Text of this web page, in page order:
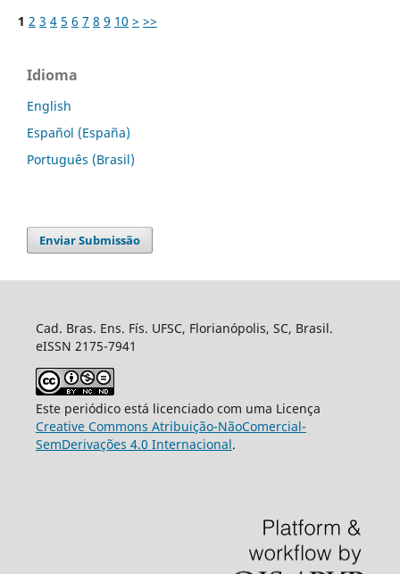
1 2 3 4 5 6 7 8 9 10 > >>
Idioma
English
Español (España)
Português (Brasil)
Enviar Submissão
Cad. Bras. Ens. Fís. UFSC, Florianópolis, SC, Brasil.
eISSN 2175-7941
Este periódico está licenciado com uma Licença
Creative Commons Atribuição-NãoComercial-
SemDerivações 4.0 Internacional.